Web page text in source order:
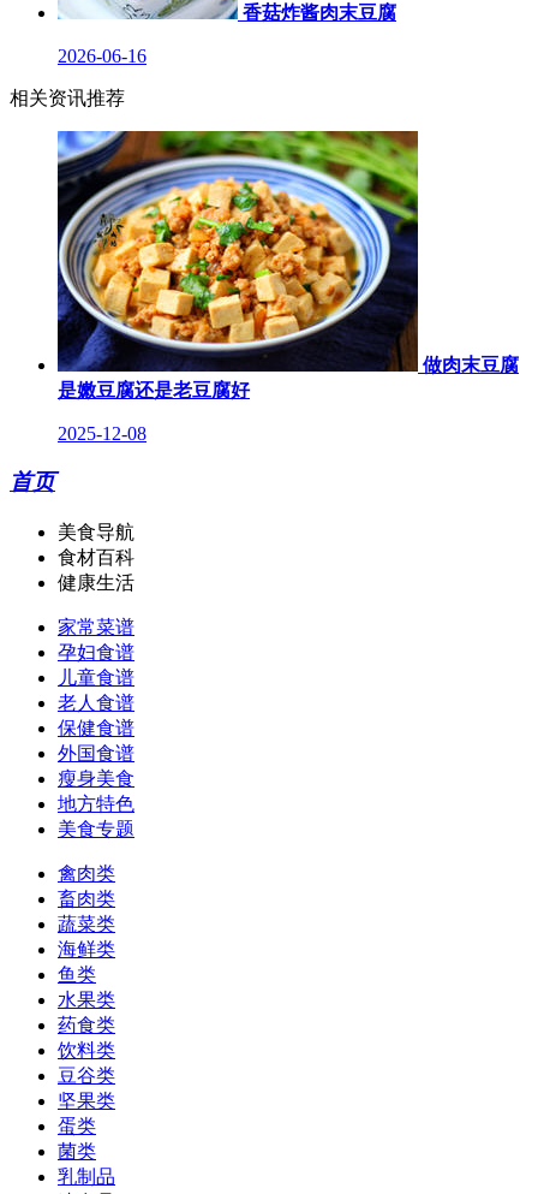
香菇炸酱肉末豆腐
2026-06-16
相关资讯推荐
做肉末豆腐
是嫩豆腐还是老豆腐好
2025-12-08
首页
美食导航
食材百科
健康生活
家常菜谱
孕妇食谱
儿童食谱
老人食谱
保健食谱
外国食谱
瘦身美食
地方特色
美食专题
禽肉类
畜肉类
蔬菜类
海鲜类
鱼类
水果类
药食类
饮料类
豆谷类
坚果类
蛋类
菌类
乳制品